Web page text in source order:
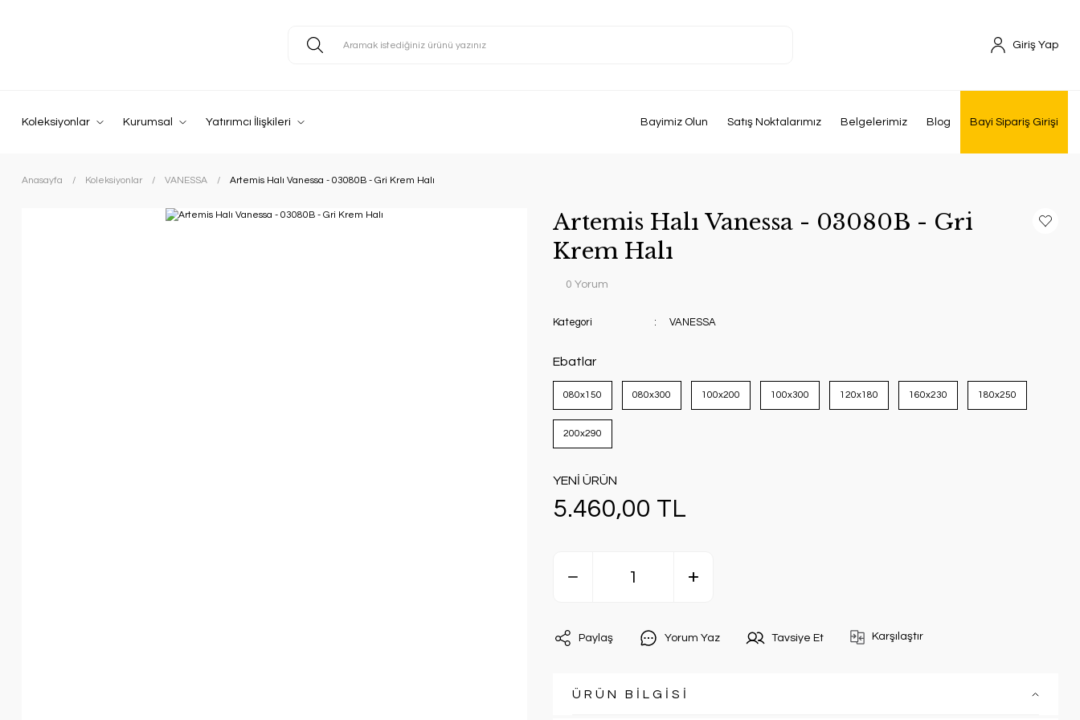
Giriş Yap
Koleksiyonlar Kurumsal Yatırımcı İlişkileri Bayimiz Olun Satış Noktalarımız Belgelerimiz Blog Bayi Sipariş Girişi
Anasayfa Koleksiyonlar VANESSA Artemis Halı Vanessa - 03080B - Gri Krem Halı
Artemis Halı Vanessa - 03080B - Gri
Krem Halı
0 Yorum
Kategori VANESSA
Ebatlar
080x150 080x300 100x200 100x300 120x180 160x230 180x250
200x290
YENİ ÜRÜN
5.460,00 TL
Paylaş Yorum Yaz Tavsiye Et Karşılaştır
ÜRÜN BİLGİSİ